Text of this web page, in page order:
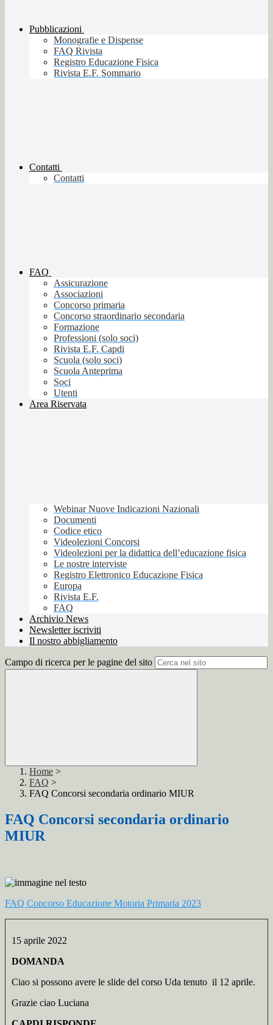
Pubblicazioni
Monografie e Dispense
FAQ Rivista
Registro Educazione Fisica
Rivista E.F. Sommario
Contatti
Contatti
FAQ
Assicurazione
Associazioni
Concorso primaria
Concorso straordinario secondaria
Formazione
Professioni (solo soci)
Rivista E.F. Capdi
Scuola (solo soci)
Scuola Anteprima
Soci
Utenti
Area Riservata
Webinar Nuove Indicazioni Nazionali
Documenti
Codice etico
Videolezioni Concorsi
Videolezioni per la didattica dell’educazione fisica
Le nostre interviste
Registro Elettronico Educazione Fisica
Europa
Rivista E.F.
FAQ
Archivio News
Newsletter iscriviti
Il nostro abbigliamento
Campo di ricerca per le pagine del sito
Home >
FAQ >
FAQ Concorsi secondaria ordinario MIUR
FAQ Concorsi secondaria ordinario
MIUR
FAQ Concorso Educazione Motoria Primaria 2023
15 aprile 2022
DOMANDA
Ciao si possono avere le slide del corso Uda tenuto il 12 aprile.
Grazie ciao Luciana